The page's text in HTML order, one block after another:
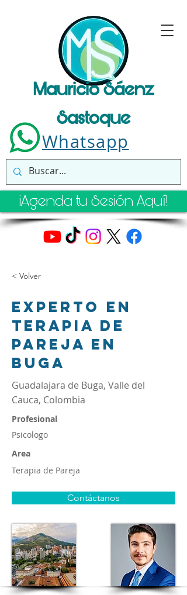
Mauricio Sáenz
Sastoque
Whatsapp
¡Agenda tu Sesión Aquí!
< Volver
Experto en
terapia de
pareja en
Buga
Guadalajara de Buga, Valle del
Cauca, Colombia
Profesional
Psicologo
Area
Terapia de Pareja
Contáctanos